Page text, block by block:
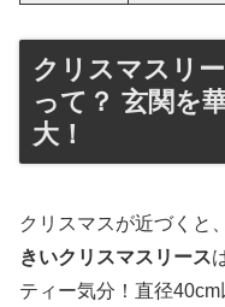
クリスマスリ
って？ 玄関を
大！
クリスマスが近づくと
きいクリスマスリース
ティー気分！直径